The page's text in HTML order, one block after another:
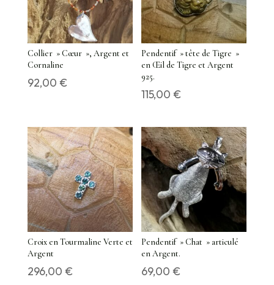
Collier » Cœur », Argent et
Cornaline
92,00 €
Pendentif » tête de Tigre »
en Œil de Tigre et Argent
925.
115,00€
Croix en Tourmaline Verte et
Argent
296,00 €
Pendentif » Chat » articulé
en Argent.
69,00€